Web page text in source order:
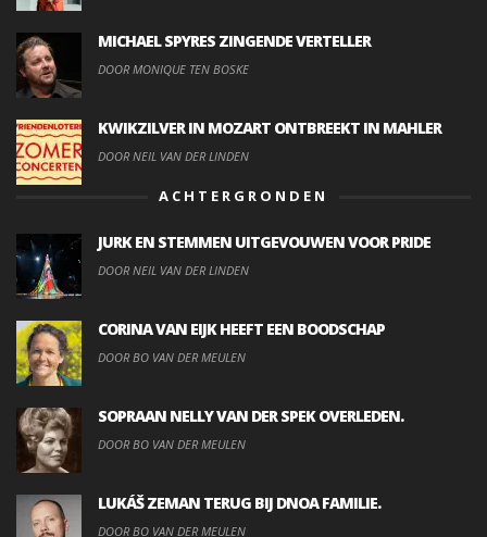
MICHAEL SPYRES ZINGENDE VERTELLER
DOOR MONIQUE TEN BOSKE
KWIKZILVER IN MOZART ONTBREEKT IN MAHLER
DOOR NEIL VAN DER LINDEN
ACHTERGRONDEN
JURK EN STEMMEN UITGEVOUWEN VOOR PRIDE
DOOR NEIL VAN DER LINDEN
CORINA VAN EIJK HEEFT EEN BOODSCHAP
DOOR BO VAN DER MEULEN
SOPRAAN NELLY VAN DER SPEK OVERLEDEN.
DOOR BO VAN DER MEULEN
LUKÁŠ ZEMAN TERUG BIJ DNOA FAMILIE.
DOOR BO VAN DER MEULEN